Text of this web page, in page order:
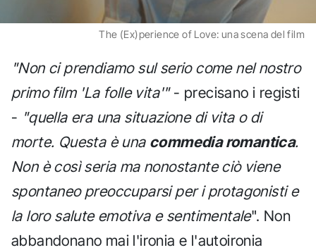
The (Ex)perience of Love: una scena del film
"Non ci prendiamo sul serio come nel nostro
primo film 'La folle vita'"- precisano i registi
- "quella era una situazione di vita o di
morte. Questa è una commedia romantica.
Non è così seria ma nonostante ciò viene
spontaneo preoccuparsi per i protagonisti e
la loro salute emotiva e sentimentale". Non
abbandonano mai l'ironia e l'autoironia